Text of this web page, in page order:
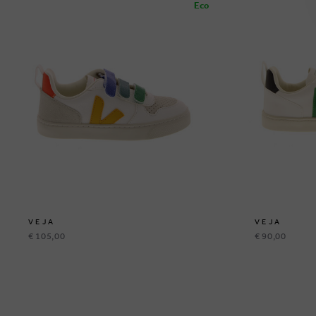
Eco
VEJA
€ 105,00
VEJA
€ 90,00